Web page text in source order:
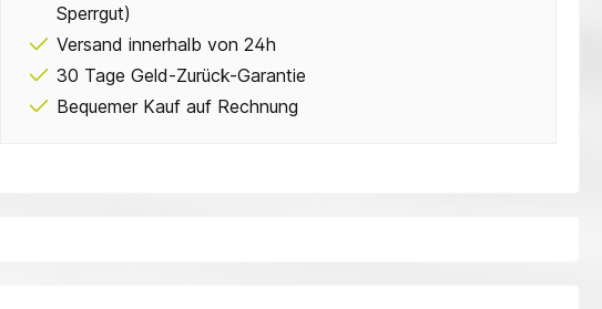
Sperrgut)
Versand innerhalb von 24h
30 Tage Geld-Zurück-Garantie
Bequemer Kauf auf Rechnung